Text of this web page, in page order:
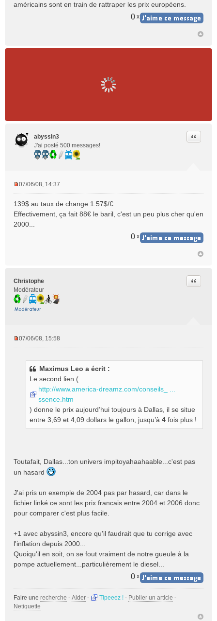
américains sont en train de rattraper les prix européens.
0 x
abyssin3
J'ai posté 500 messages!
Citer
s
s
a
l
u
07/06/08, 14:37
139$ au taux de change 1.57$/€
Effectivement, ça fait 88€ le baril, c'est un peu plus cher qu'en
2000...
0 x
Christophe
Modérateur
Citer
07/06/08, 15:58
Maximus Leo a écrit :
Le second lien (
http://www.america-dreamz.com/conseils_ ...
ssence.htm
) donne le prix aujourd’hui toujours à Dallas, il se situe
entre 3,69 et 4,09 dollars le gallon, jusqu’à 4 fois plus !
Toutafait, Dallas...ton univers impitoyahaahaable...c'est pas
un hasard
J'ai pris un exemple de 2004 pas par hasard, car dans le
fichier linké ce sont les prix francais entre 2004 et 2006 donc
pour comparer c'est plus facile.
+1 avec abyssin3, encore qu'il faudrait que tu corrige avec
l'inflation depuis 2000...
Quoiqu'il en soit, on se fout vraiment de notre gueule à la
pompe actuellement...particulièrement le diesel...
0 x
Faire une recherche - Aider - Tipeeez ! - Publier un article -
Netiquette